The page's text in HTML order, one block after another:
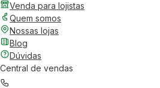
Venda para lojistas
Quem somos
Nossas lojas
Blog
Dúvidas
Central de vendas